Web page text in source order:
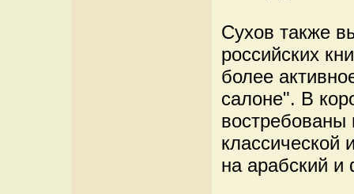
Сухов также
российских
более
салоне". В
востребованы
классической
на арабский и